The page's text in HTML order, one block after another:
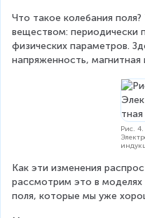
v
e
c
{
{
\
p
Что такое колебания
веществом: периодически
физических параметров.
напряженность, магнитная
Рис. 4.
Как эти изменения
рассмотрим это в моделях
поля, которые мы уже